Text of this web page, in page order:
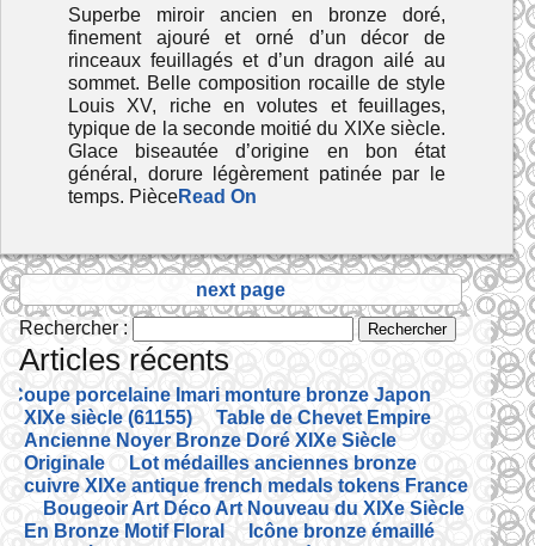
Superbe miroir ancien en bronze doré,
finement ajouré et orné d’un décor de
rinceaux feuillagés et d’un dragon ailé au
sommet. Belle composition rocaille de style
Louis XV, riche en volutes et feuillages,
typique de la seconde moitié du XIXe siècle.
Glace biseautée d’origine en bon état
général, dorure légèrement patinée par le
temps. PièceRead On
next page
Rechercher :
Articles récents
Coupe porcelaine Imari monture bronze Japon
XIXe siècle (61155)
Table de Chevet Empire
Ancienne Noyer Bronze Doré XIXe Siècle
Originale
Lot médailles anciennes bronze
cuivre XIXe antique french medals tokens France
Bougeoir Art Déco Art Nouveau du XIXe Siècle
En Bronze Motif Floral
Icône bronze émaillé